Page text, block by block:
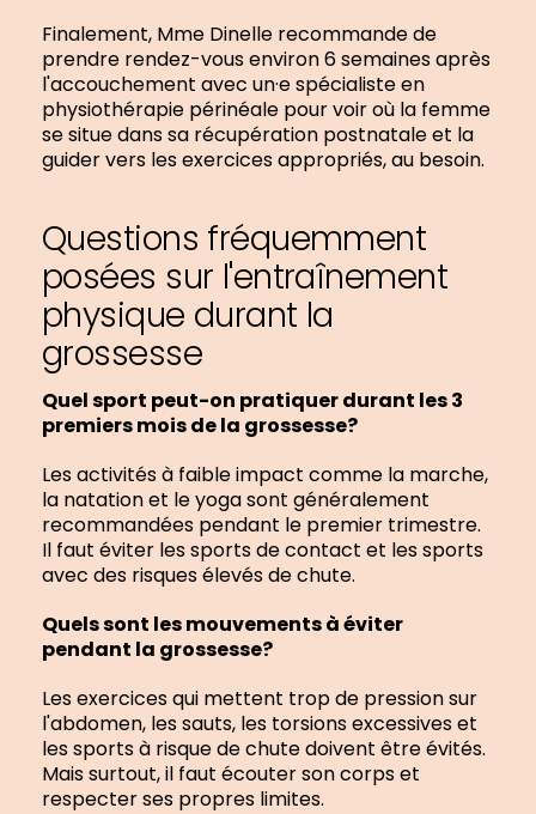
Finalement, Mme Dinelle recommande de
prendre rendez-vous environ 6 semaines après
l'accouchement avec un·e spécialiste en
physiothérapie périnéale pour voir où la femme
se situe dans sa récupération postnatale et la
guider vers les exercices appropriés, au besoin.
Questions fréquemment
posées sur l'entraînement
physique durant la
grossesse
Quel sport peut-on pratiquer durant les 3
premiers mois de la grossesse?
Les activités à faible impact comme la marche,
la natation et le yoga sont généralement
recommandées pendant le premier trimestre.
Il faut éviter les sports de contact et les sports
avec des risques élevés de chute.
Quels sont les mouvements à éviter
pendant la grossesse?
Les exercices qui mettent trop de pression sur
l'abdomen, les sauts, les torsions excessives et
les sports à risque de chute doivent être évités.
Mais surtout, il faut écouter son corps et
respecter ses propres limites.